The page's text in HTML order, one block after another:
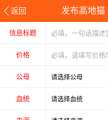
返回 发布高地猫
信息标题
价格
公母
血统